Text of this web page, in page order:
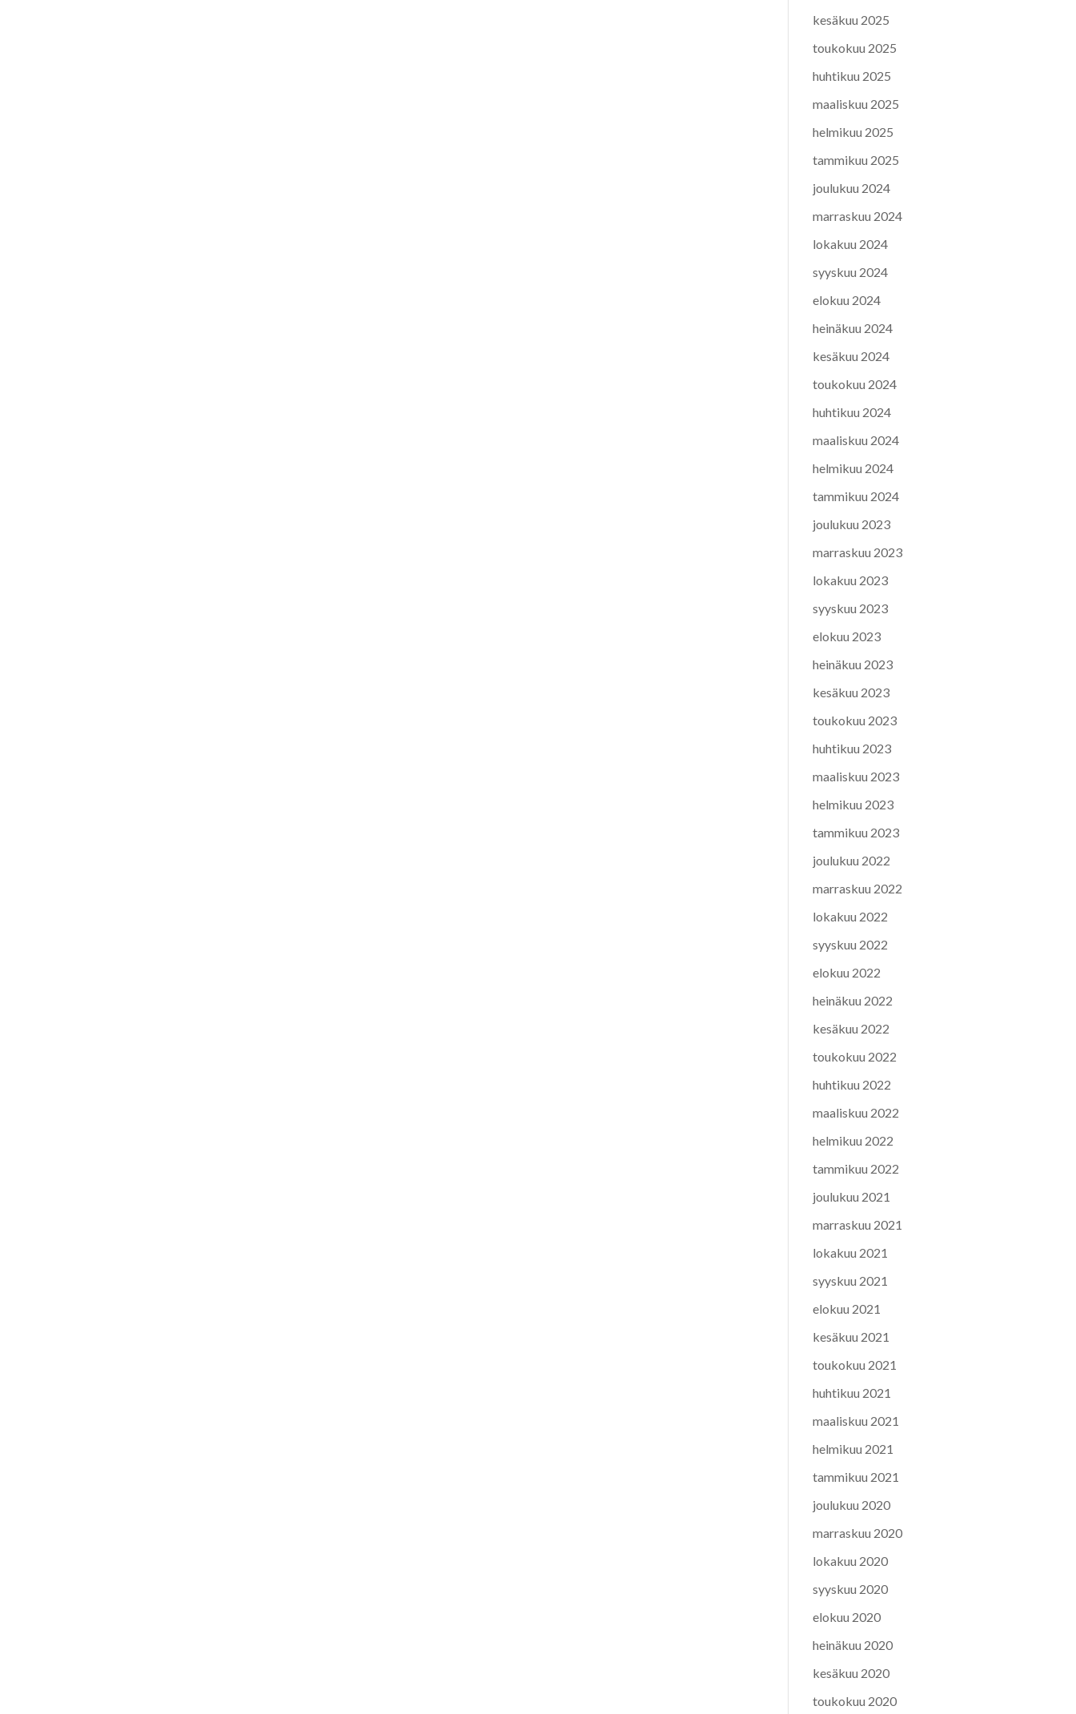
kesäkuu 2025
toukokuu 2025
huhtikuu 2025
maaliskuu 2025
helmikuu 2025
tammikuu 2025
joulukuu 2024
marraskuu 2024
lokakuu 2024
syyskuu 2024
elokuu 2024
heinäkuu 2024
kesäkuu 2024
toukokuu 2024
huhtikuu 2024
maaliskuu 2024
helmikuu 2024
tammikuu 2024
joulukuu 2023
marraskuu 2023
lokakuu 2023
syyskuu 2023
elokuu 2023
heinäkuu 2023
kesäkuu 2023
toukokuu 2023
huhtikuu 2023
maaliskuu 2023
helmikuu 2023
tammikuu 2023
joulukuu 2022
marraskuu 2022
lokakuu 2022
syyskuu 2022
elokuu 2022
heinäkuu 2022
kesäkuu 2022
toukokuu 2022
huhtikuu 2022
maaliskuu 2022
helmikuu 2022
tammikuu 2022
joulukuu 2021
marraskuu 2021
lokakuu 2021
syyskuu 2021
elokuu 2021
kesäkuu 2021
toukokuu 2021
huhtikuu 2021
maaliskuu 2021
helmikuu 2021
tammikuu 2021
joulukuu 2020
marraskuu 2020
lokakuu 2020
syyskuu 2020
elokuu 2020
heinäkuu 2020
kesäkuu 2020
toukokuu 2020